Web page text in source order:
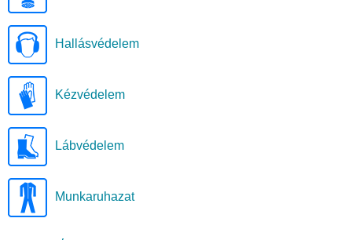
Hallásvédelem
Kézvédelem
Lábvédelem
Munkaruhazat